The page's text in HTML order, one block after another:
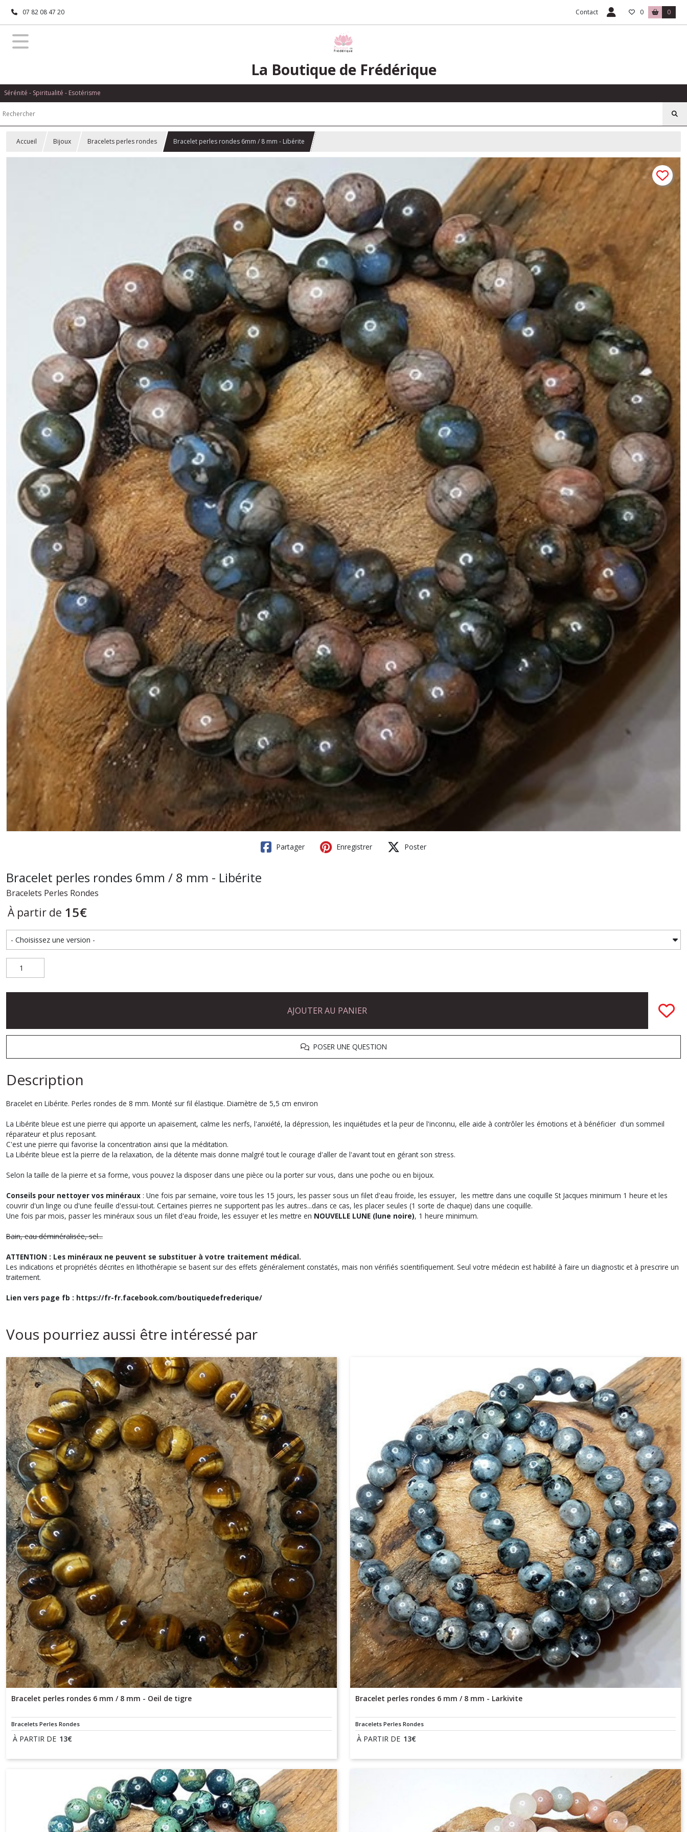
07 82 08 47 20 Contact 0 0
La Boutique de Frédérique
Sérénité - Spiritualité - Esotérisme
Accueil Bijoux Bracelets perles rondes Bracelet perles rondes 6mm / 8 mm - Libérite
Partager Enregistrer Poster
Bracelet perles rondes 6mm / 8 mm - Libérite
Bracelets Perles Rondes
À partir de 15€
AJOUTER AU PANIER
POSER UNE QUESTION
Description
Bracelet en Libérite. Perles rondes de 8 mm. Monté sur fil élastique. Diamètre de 5,5 cm environ
La Libérite bleue est une pierre qui apporte un apaisement, calme les nerfs, l'anxiété, la dépression, les inquiétudes et la peur de l'inconnu, elle aide à contrôler les émotions et à bénéficier d'un sommeil
réparateur et plus reposant.
C'est une pierre qui favorise la concentration ainsi que la méditation.
La Libérite bleue est la pierre de la relaxation, de la détente mais donne malgré tout le courage d'aller de l'avant tout en gérant son stress.
Selon la taille de la pierre et sa forme, vous pouvez la disposer dans une pièce ou la porter sur vous, dans une poche ou en bijoux.
Conseils pour nettoyer vos minéraux : Une fois par semaine, voire tous les 15 jours, les passer sous un filet d'eau froide, les essuyer, les mettre dans une coquille St Jacques minimum 1 heure et les
couvrir d'un linge ou d'une feuille d'essui-tout. Certaines pierres ne supportent pas les autres...dans ce cas, les placer seules (1 sorte de chaque) dans une coquille.
Une fois par mois, passer les minéraux sous un filet d'eau froide, les essuyer et les mettre en NOUVELLE LUNE (lune noire), 1 heure minimum.
Bain, eau déminéralisée, sel...
ATTENTION : Les minéraux ne peuvent se substituer à votre traitement médical.
Les indications et propriétés décrites en lithothérapie se basent sur des effets généralement constatés, mais non vérifiés scientifiquement. Seul votre médecin est habilité à faire un diagnostic et à prescrire un
traitement.
Lien vers page fb : https://fr-fr.facebook.com/boutiquedefrederique/
Vous pourriez aussi être intéressé par
Bracelet perles rondes 6 mm / 8 mm - Oeil de tigre
Bracelets Perles Rondes
À PARTIR DE 13€
Bracelet perles rondes 6 mm / 8 mm - Larkivite
Bracelets Perles Rondes
À PARTIR DE 13€